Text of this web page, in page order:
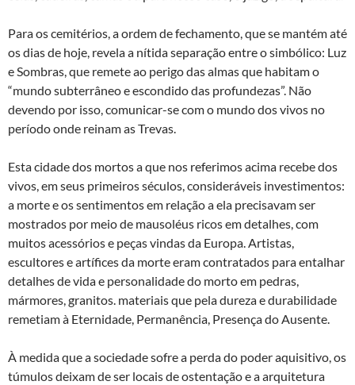
Para os cemitérios, a ordem de fechamento, que se mantém até
os dias de hoje, revela a nítida separação entre o simbólico: Luz
e Sombras, que remete ao perigo das almas que habitam o
“mundo subterrâneo e escondido das profundezas”. Não
devendo por isso, comunicar-se com o mundo dos vivos no
período onde reinam as Trevas.
Esta cidade dos mortos a que nos referimos acima recebe dos
vivos, em seus primeiros séculos, consideráveis investimentos:
a morte e os sentimentos em relação a ela precisavam ser
mostrados por meio de mausoléus ricos em detalhes, com
muitos acessórios e peças vindas da Europa. Artistas,
escultores e artífices da morte eram contratados para entalhar
detalhes de vida e personalidade do morto em pedras,
mármores, granitos. materiais que pela dureza e durabilidade
remetiam à Eternidade, Permanência, Presença do Ausente.
À medida que a sociedade sofre a perda do poder aquisitivo, os
túmulos deixam de ser locais de ostentação e a arquitetura